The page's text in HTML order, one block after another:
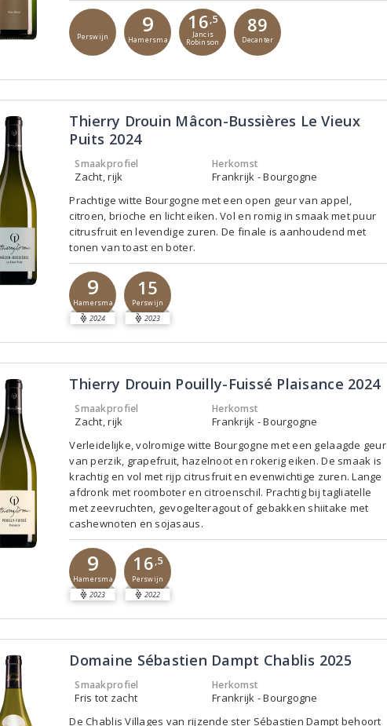
Perswijn 9
Hamersma
16,5
Jancis
Robinson
89
Decanter
Thierry Drouin Mâcon-Bussières Le Vieux
Puits 2024
Smaakprofiel
Zacht, rijk
Herkomst
Frankrijk - Bourgogne
Prachtige witte Bourgogne met een open geur van appel,
citroen, brioche en licht eiken. Vol en romig in smaak met puur
citrusfruit en levendige zuren. De finale is aanhoudend met
tonen van toast en boter.
9
Hamersma
2024
15
Perswijn
2023
Thierry Drouin Pouilly-Fuissé Plaisance 2024
Smaakprofiel
Zacht, rijk
Herkomst
Frankrijk - Bourgogne
Verleidelijke, volromige witte Bourgogne met een gelaagde geur
van perzik, grapefruit, hazelnoot en rokerig eiken. De smaak is
krachtig en vol met rijp citrusfruit en evenwichtige zuren. Lange
afdronk met roomboter en citroenschil. Prachtig bij tagliatelle
met zeevruchten, gevogelteragout of gebakken shiitake met
cashewnoten en sojasaus.
9
Hamersma
2023
16,5
Perswijn
2022
Domaine Sébastien Dampt Chablis 2025
Smaakprofiel
Fris tot zacht
Herkomst
Frankrijk - Bourgogne
De Chablis Villages van rijzende ster Sébastien Dampt behoort